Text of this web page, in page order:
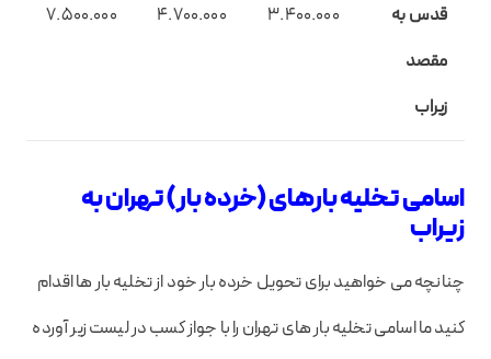
قدس به
مقصد
زیراب
3.400.000
4.700.000
7.500.000
اسامی تخلیه بارهای (خرده بار) تهران به
زیراب
چنانچه می خواهید برای تحویل خرده بار خود از تخلیه بار ها اقدام
کنید ما اسامی تخلیه بار های تهران را با جواز کسب در لیست زیر آورده